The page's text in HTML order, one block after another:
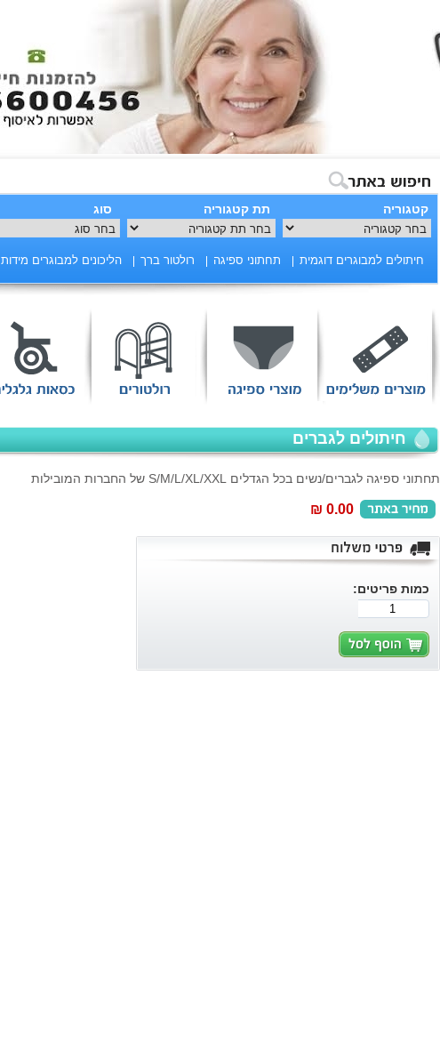
קטגוריה תת קטגוריה סוג
חיתולים למבוגרים דוגמית תחתוני ספיגה רולטור ברך הליכונים למבוגרים מידות
חיתולים לגברים
תחתוני ספיגה לגברים/נשים בכל הגדלים S/M/L/XL/XXL של החברות המובילות
₪ 0.00
כמות פריטים: